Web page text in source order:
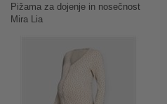
Pižama za dojenje in nosečnost
Mira Lia